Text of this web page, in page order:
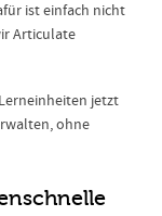
ist einfach nicht
Articulate
jetzt
ohne